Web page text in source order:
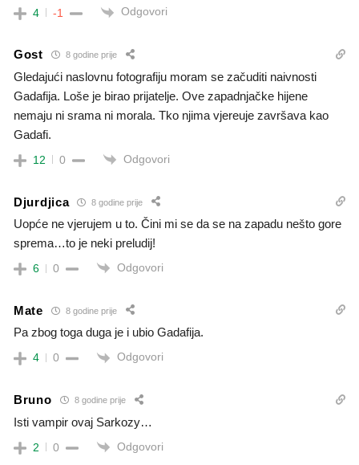
4 -1 Odgovori
Gost 8 godine prije
Gledajući naslovnu fotografiju moram se začuditi naivnosti
Gadafija. Loše je birao prijatelje. Ove zapadnjačke hijene
nemaju ni srama ni morala. Tko njima vjereuje završava kao
Gadafi.
12 0 Odgovori
Djurdjica 8 godine prije
Uopće ne vjerujem u to. Čini mi se da se na zapadu nešto gore
sprema…to je neki preludij!
6 0 Odgovori
Mate 8 godine prije
Pa zbog toga duga je i ubio Gadafija.
4 0 Odgovori
Bruno 8 godine prije
Isti vampir ovaj Sarkozy…
2 0 Odgovori